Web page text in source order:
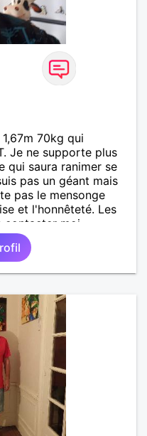
70kg qui
Je ne supporte plus
qui saura ranimer se
pas un géant mais
pas le mensonge
et l'honnêteté. Les
contacter moi.